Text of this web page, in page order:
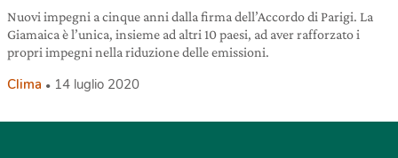
Nuovi impegni a cinque anni dalla firma dell’Accordo di Parigi. La
Giamaica è l’unica, insieme ad altri 10 paesi, ad aver rafforzato i
propri impegni nella riduzione delle emissioni.
Clima 14 luglio 2020